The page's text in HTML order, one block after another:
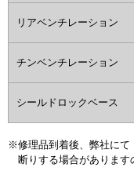
※修理品到着後、弊社にて
断りする場合があります
リアベンチレーション
チンベンチレーション
シールドロックベース